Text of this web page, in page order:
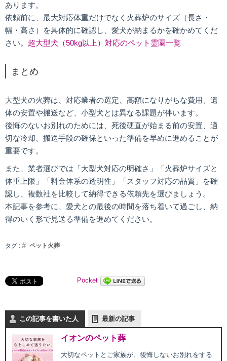
あります。
依頼前に、最大対応体重だけでなく火葬炉のサイズ（長さ・
幅・高さ）を具体的に確認し、愛犬が納まるかを確かめてくだ
さい。 超大型犬（50kg以上）対応のペット霊園一覧
まとめ
大型犬の火葬は、対応業者の選定、高額になりがちな費用、遺
体の安置や搬送など、小型犬とは異なる課題が伴います。
後悔のないお別れのためには、死後硬直が始まる前の安置、適
切な冷却、搬送手段の確保といった準備を早めに進めることが
重要です。
また、業者選びでは「大型犬対応の明確さ」「火葬炉サイズと
体重上限」「料金体系の透明性」「スタッフ対応の品質」を確
認し、複数社を比較して納得できる依頼先を選びましょう。
本記事を参考に、愛犬との最後の時間を落ち着いて過ごし、納
得のいく形で見送る準備を進めてください。
タグ : ペット火葬
Pocket
この記事を書いた人 最新の記事
イオンのペット葬
大切なペットとご家族が、後悔しないお別れをする